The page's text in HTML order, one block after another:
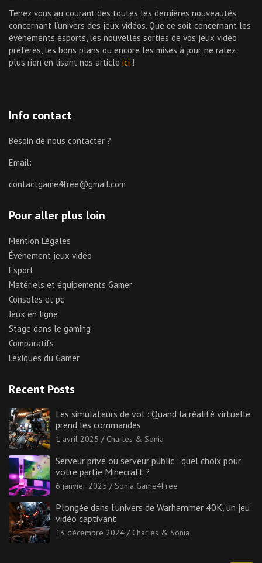
Tenez vous au courant des toutes les dernières nouveautés
concernant l’univers des jeux vidéos. Que ce soit concernant les
événements esports, les nouvelles sorties de vos jeux vidéo
préférés, les bons plans ou encore les mises à jour, ne ratez
plus rien en lisant nos article ici !
Info contact
Besoin de nous contacter ?
Email:
contactgame4free@gmail.com
Pour aller plus loin
Mention Légales
Événement jeux vidéo
Esport
Matériels et équipements Gamer
Consoles et pc
Jeux en ligne
Stage dans le gaming
Comparatifs
Lexiques du Gamer
Recent Posts
Les simulateurs de vol : Quand la réalité virtuelle
prend les commandes
1 avril 2025 Charles & Sonia
Serveur privé ou serveur public : quel choix pour
votre partie Minecraft ?
6 janvier 2025 Sonia Game4Free
Plongée dans l’univers de Warhammer 40K, un jeu
vidéo captivant
13 décembre 2024 Charles & Sonia